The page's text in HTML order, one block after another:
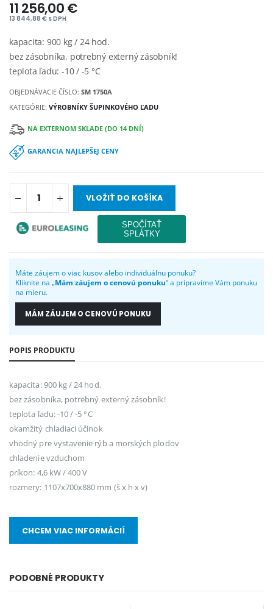
11 256,00 €
13 844,88 € s DPH
kapacita: 900 kg / 24 hod.
bez zásobníka, potrebný externý zásobník!
teplota ľadu: -10 / -5 °C
OBJEDNÁVACIE ČÍSLO:SM 1750A
KATEGÓRIE:VÝROBNÍKY ŠUPINKOVÉHO ĽADU
NA EXTERNOM SKLADE (DO 14 DNÍ)
GARANCIA NAJLEPŠEJ CENY
VLOŽIŤ DO KOŠÍKA
Máte záujem o viac kusov alebo individuálnu ponuku?
Kliknite na „Mám záujem o cenovú ponuku“ a pripravíme Vám ponuku
na mieru.
MÁM ZÁUJEM O CENOVÚ PONUKU
POPIS PRODUKTU
kapacita: 900 kg / 24 hod.
bez zásobníka, potrebný externý zásobník!
teplota ľadu: -10 / -5 °C
okamžitý chladiaci účinok
vhodný pre vystavenie rýb a morských plodov
chladenie vzduchom
príkon: 4,6 kW / 400 V
rozmery: 1107x700x880 mm (š x h x v)
CHCEM VIAC INFORMÁCIÍ
PODOBNÉ PRODUKTY